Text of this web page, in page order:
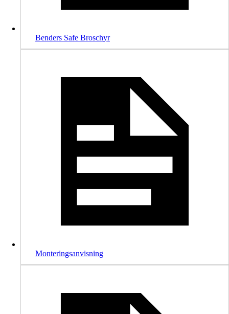
Benders Safe Broschyr
Monteringsanvisning